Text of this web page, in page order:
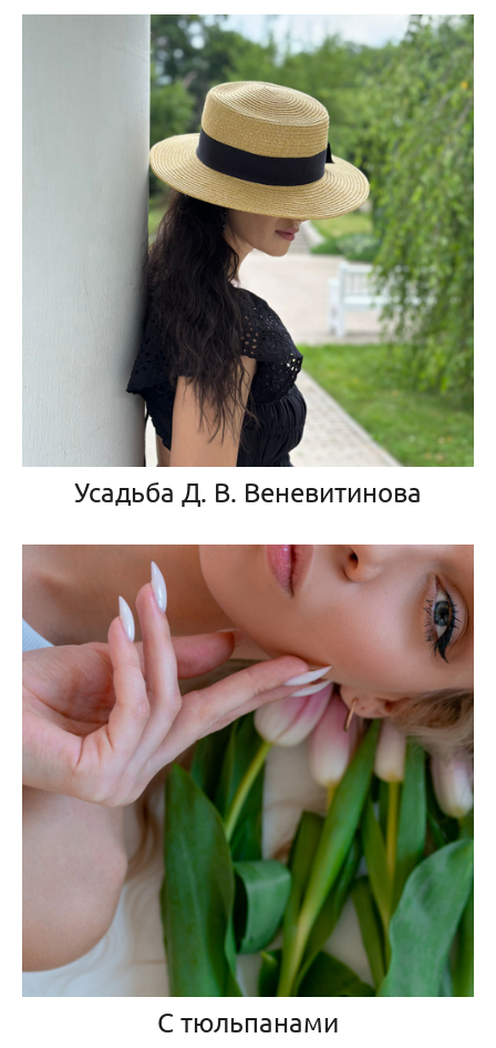
Усадьба Д. В. Веневитинова
С тюльпанами